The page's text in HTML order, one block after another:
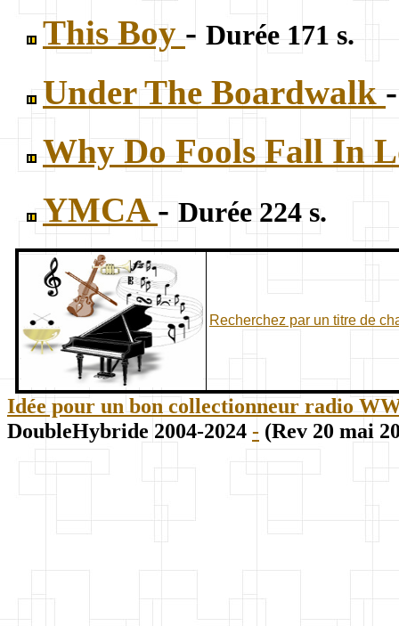
This Boy - Durée 171 s.
Under The Boardwalk
Why Do Fools Fall In
YMCA- Durée 224 s.
Recherchez par un titre de
Idée pour un bon collectionneur radio
DoubleHybride 2004-2024 - (Rev 20 mai